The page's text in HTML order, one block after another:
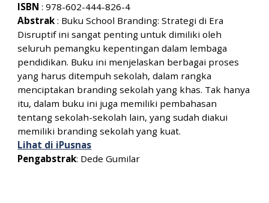
ISBN :978-602-444-826-4
Abstrak : Buku School Branding: Strategi di Era
Disruptif ini sangat penting untuk dimiliki oleh
seluruh pemangku kepentingan dalam lembaga
pendidikan. Buku ini menjelaskan berbagai proses
yang harus ditempuh sekolah, dalam rangka
menciptakan branding sekolah yang khas. Tak hanya
itu, dalam buku ini juga memiliki pembahasan
tentang sekolah-sekolah lain, yang sudah diakui
memiliki branding sekolah yang kuat.
Lihat di iPusnas
Pengabstrak: Dede Gumilar